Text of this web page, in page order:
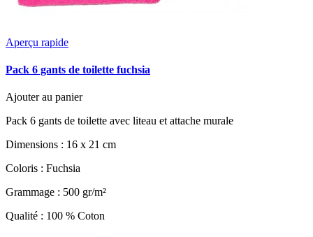
Aperçu rapide
Pack 6 gants de toilette fuchsia
Ajouter au panier
Pack 6 gants de toilette avec liteau et attache murale
Dimensions : 16 x 21 cm
Coloris : Fuchsia
Grammage : 500 gr/m²
Qualité : 100 % Coton